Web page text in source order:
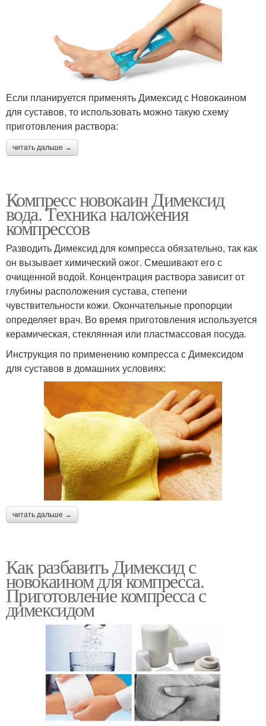
Если планируется применять Димексид с Новокаином
для суставов, то использовать можно такую схему
приготовления раствора:
читать дальше →
Компресс новокаин Димексид
вода. Техника наложения
компрессов
Разводить Димексид для компресса обязательно, так как
он вызывает химический ожог. Смешивают его с
очищенной водой. Концентрация раствора зависит от
глубины расположения сустава, степени
чувствительности кожи. Окончательные пропорции
определяет врач. Во время приготовления используется
керамическая, стеклянная или пластмассовая посуда.
Инструкция по применению компресса с Димексидом
для суставов в домашних условиях:
читать дальше →
Как разбавить Димексид с
новокаином для компресса.
Приготовление компресса с
димексидом